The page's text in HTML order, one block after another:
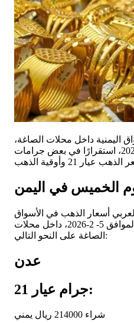
اليمنية داخل محلات الصاغة،
اليوم الخميس، الموافق 5-2-2026، استقرارًا في بعض جرامات
الخميس في اليمن
أسعار الذهب في الأسواق
اليمنية، اليوم الخميس، الموافق 5- 2-2026، داخل محلات
الصاغة على النحو التالي:
عدن
جرام عيار 21:
شراء 214000 ريال يمني